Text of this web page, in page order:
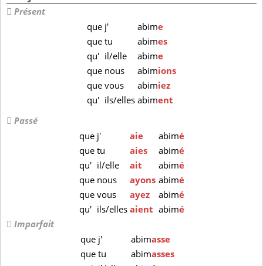
Présent
que j' abime
quetu abimes
qu' il/elle abime
que nous abimions
quevous abimiez
qu' ils/ellesabiment
Passé
que j' aie abimé
que tu aies abimé
qu' il/elle ait abimé
que nous ayons abimé
que vous ayez abimé
qu' ils/elles aient abimé
Imparfait
que j' abimasse
que tu abimasses